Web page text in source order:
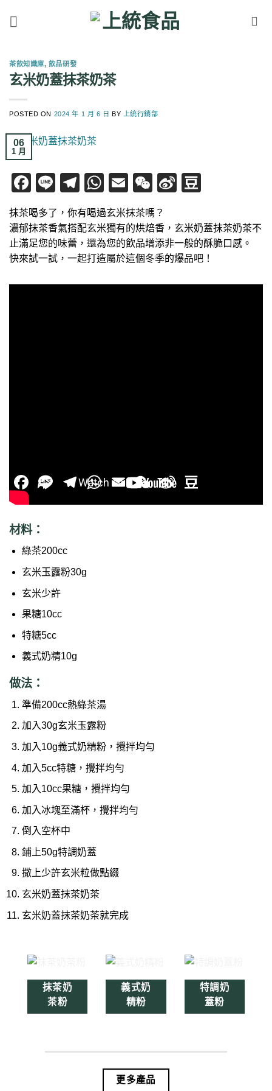
茶飲知識庫, 飲品研發
玄米奶蓋抹茶奶茶
POSTED ON 2024 年 1 月 6 日 BY 上統行銷部
06
1 月
Facebook
LineTelegram
WhatsApp
EmailWeChat
Sina
抹茶喝多了，你有喝過玄米抹茶嗎？
濃郁抹茶香氣搭配玄米獨有的烘焙香，玄米奶蓋抹茶奶茶不
止滿足您的味蕾，還為您的飲品增添非一般的酥脆口感。
快來試一試，一起打造屬於這個冬季的爆品吧！
Facebook
LineTelegram
WhatsApp
EmailWeChat
Sina
Weibo
材料：
綠茶200cc
玄米玉露粉30g
玄米少許
果糖10cc
特糖5cc
義式奶精10g
做法：
準備200cc熱綠茶湯
加入30g玄米玉露粉
加入10g義式奶精粉，攪拌均勻
加入5cc特糖，攪拌均勻
加入10cc果糖，攪拌均勻
加入冰塊至滿杯，攪拌均勻
倒入空杯中
鋪上50g特調奶蓋
撒上少許玄米粒做點綴
玄米奶蓋抹茶奶茶
玄米奶蓋抹茶奶茶就完成
抹茶奶
茶粉
義式奶
精粉
特調奶
蓋粉
更多產品